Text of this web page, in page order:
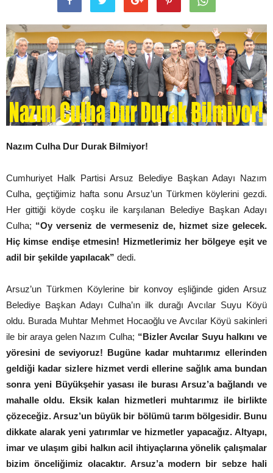
Nazım Culha Dur Durak Bilmiyor!
Cumhuriyet Halk Partisi Arsuz Belediye Başkan Adayı Nazım
Culha, geçtiğimiz hafta sonu Arsuz’un Türkmen köylerini gezdi.
Her gittiği köyde coşku ile karşılanan Belediye Başkan Adayı
Culha; “Oy verseniz de vermeseniz de, hizmet size gelecek.
Hiç kimse endişe etmesin! Hizmetlerimiz her bölgeye eşit ve
adil bir şekilde yapılacak” dedi.
Arsuz’un Türkmen Köylerine bir konvoy eşliğinde giden Arsuz
Belediye Başkan Adayı Culha’ın ilk durağı Avcılar Suyu Köyü
oldu. Burada Muhtar Mehmet Hocaoğlu ve Avcılar Köyü sakinleri
ile bir araya gelen Nazım Culha; “Bizler Avcılar Suyu halkını ve
yöresini de seviyoruz! Bugüne kadar muhtarımız ellerinden
geldiği kadar sizlere hizmet verdi ellerine sağlık ama bundan
sonra yeni Büyükşehir yasası ile burası Arsuz’a bağlandı ve
mahalle oldu. Eksik kalan hizmetleri muhtarımız ile birlikte
çözeceğiz. Arsuz’un büyük bir bölümü tarım bölgesidir. Bunu
dikkate alarak yeni yatırımlar ve hizmetler yapacağız. Altyapı,
imar ve ulaşım gibi halkın acil ihtiyaçlarına yönelik çalışmalar
bizim önceliğimiz olacaktır. Arsuz’a modern bir sebze hali